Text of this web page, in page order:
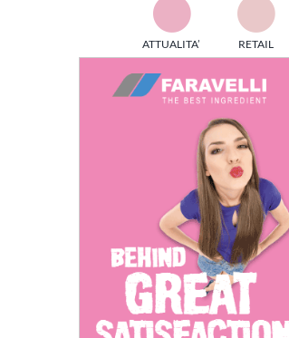
ATTUALITA’ RETAIL